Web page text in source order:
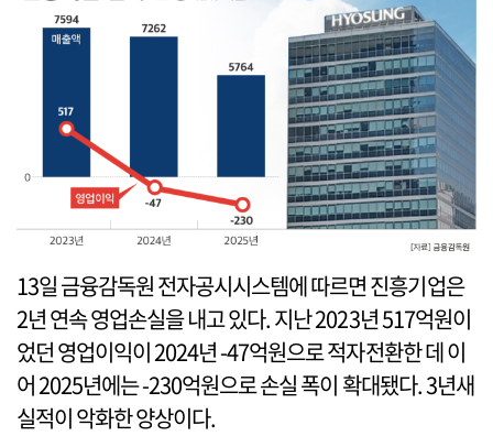
13일 금융감독원 전자공시시스템에 따르면 진흥기업은
2년 연속 영업손실을 내고 있다. 지난 2023년 517억원이
었던 영업이익이 2024년 -47억원으로 적자전환한 데 이
어 2025년에는 -230억원으로 손실 폭이 확대됐다. 3년새
실적이 악화한 양상이다.